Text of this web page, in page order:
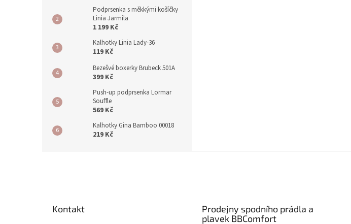
Podprsenka s měkkými košíčky
Linia Jarmila
1 199 Kč
Kalhotky Linia Lady-36
119 Kč
Bezešvé boxerky Brubeck 501A
399 Kč
Push-up podprsenka Lormar
Souffle
569 Kč
Kalhotky Gina Bamboo 00018
219 Kč
Kontakt
Prodejny spodního prádla a
plavek BBComfort